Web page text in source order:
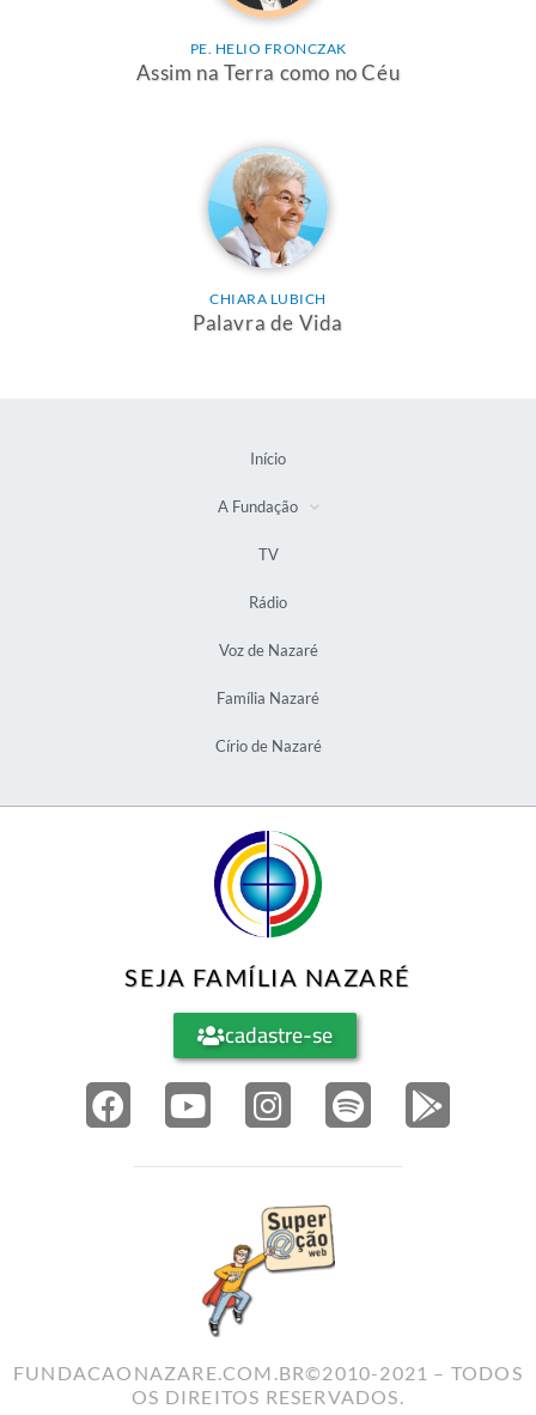
PE. HELIO FRONCZAK
Assim na Terra como no Céu
CHIARA LUBICH
Palavra de Vida
Início
A Fundação
TV
Rádio
Voz de Nazaré
Família Nazaré
Círio de Nazaré
SEJA FAMÍLIA NAZARÉ
cadastre-se
FUNDACAONAZARE.COM.BR©2010-2021 – TODOS
OS DIREITOS RESERVADOS.